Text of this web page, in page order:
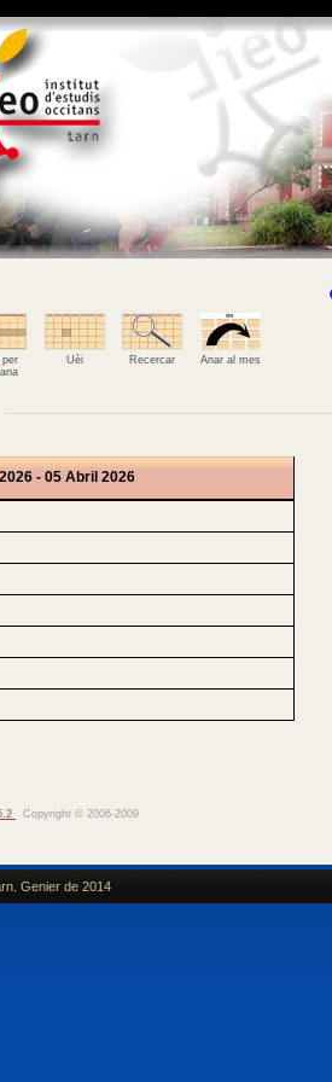
per
Uèi Recercar Anar al mes
- 05 Abril 2026
Copyright © 2006-2009
Genier de 2014